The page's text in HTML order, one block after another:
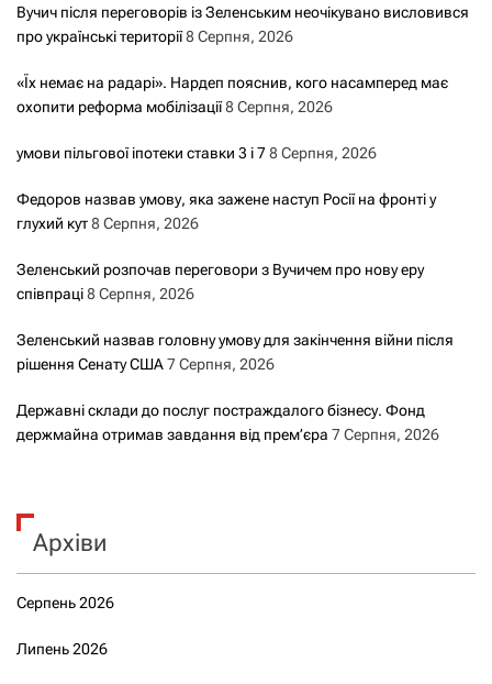
Вучич після переговорів із Зеленським неочікувано висловився
про українські території8 Серпня, 2026
«Їх немає на радарі». Нардеп пояснив, кого насамперед має
охопити реформа мобілізації8 Серпня, 2026
умови пільгової іпотеки ставки 3 і 78 Серпня, 2026
Федоров назвав умову, яка зажене наступ Росії на фронті у
глухий кут8 Серпня, 2026
Зеленський розпочав переговори з Вучичем про нову еру
співпраці8 Серпня, 2026
Зеленський назвав головну умову для закінчення війни після
рішення Сенату США7 Серпня, 2026
Державні склади до послуг постраждалого бізнесу. Фонд
держмайна отримав завдання від прем’єра 7 Серпня, 2026
Архіви
Серпень 2026
Липень 2026